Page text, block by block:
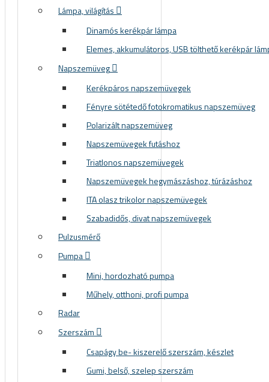
Lámpa, világítás
Dinamós kerékpár lámpa
Elemes, akkumulátoros, USB tölthető kerékpár
Napszemüveg
Kerékpáros napszemüvegek
Fényre sötétedő fotokromatikus napszemüveg
Polarizált napszemüveg
Napszemüvegek futáshoz
Triatlonos napszemüvegek
Napszemüvegek hegymászáshoz, túrázáshoz
ITA olasz trikolor napszemüvegek
Szabadidős, divat napszemüvegek
Pulzusmérő
Pumpa
Mini, hordozható pumpa
Műhely, otthoni, profi pumpa
Radar
Szerszám
Csapágy be- kiszerelő szerszám, készlet
Gumi, belső, szelep szerszám